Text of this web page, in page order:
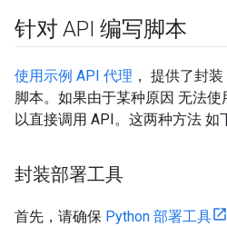
针对 API 编写脚本
使用示例 API 代理 ， 提供了封
脚本。如果由于某种原因 无法
以直接调用 API。这两种方法 如
封装部署工具
首先，请确保 Python 部署工具